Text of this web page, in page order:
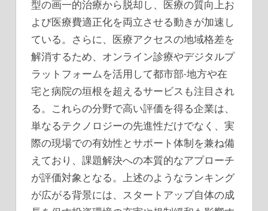
型の画一的治療から脱却し、医療の質向上お
よび医療費適正化を両立させる動きが加速し
ている。さらに、医療アクセスの地域格差を
解消するため、オンライン診療やデジタルプ
ラットフォームを活用して都市部-地方や在
宅と病院の垣根を超えるサービスも注目され
る。これらの分野で高い評価を得る企業は、
単なるテクノロジーの先進性だけでなく、実
際の現場での有効性とサポート体制を兼ね備
えており、課題解決への本質的なアプローチ
が評価対象となる。上述のようなランキング
が広がる背景には、スタートアップ自体の成